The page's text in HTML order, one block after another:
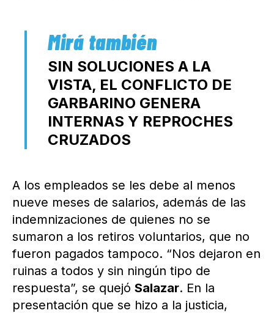
SIN SOLUCIONES A LA
VISTA, EL CONFLICTO DE
GARBARINO GENERA
INTERNAS Y REPROCHES
CRUZADOS
A los empleados se les debe al menos
nueve meses de salarios, además de las
indemnizaciones de quienes no se
sumaron a los retiros voluntarios, que no
fueron pagados tampoco. “Nos dejaron en
ruinas a todos y sin ningún tipo de
respuesta”, se quejó Salazar. En la
presentación que se hizo a la justicia,